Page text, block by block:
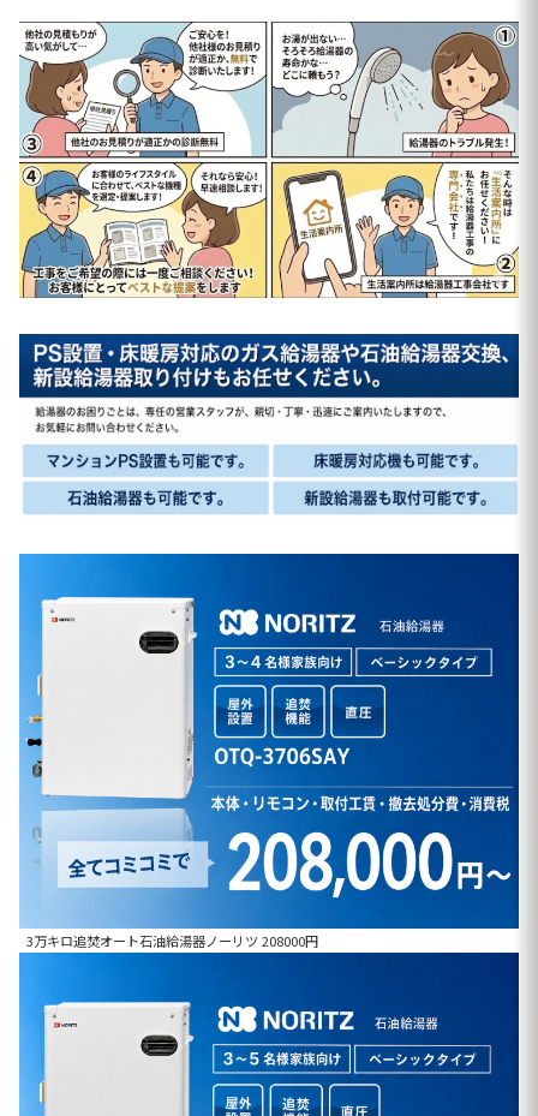
3万キロ追焚オート石油給湯器ノーリツ 208000円